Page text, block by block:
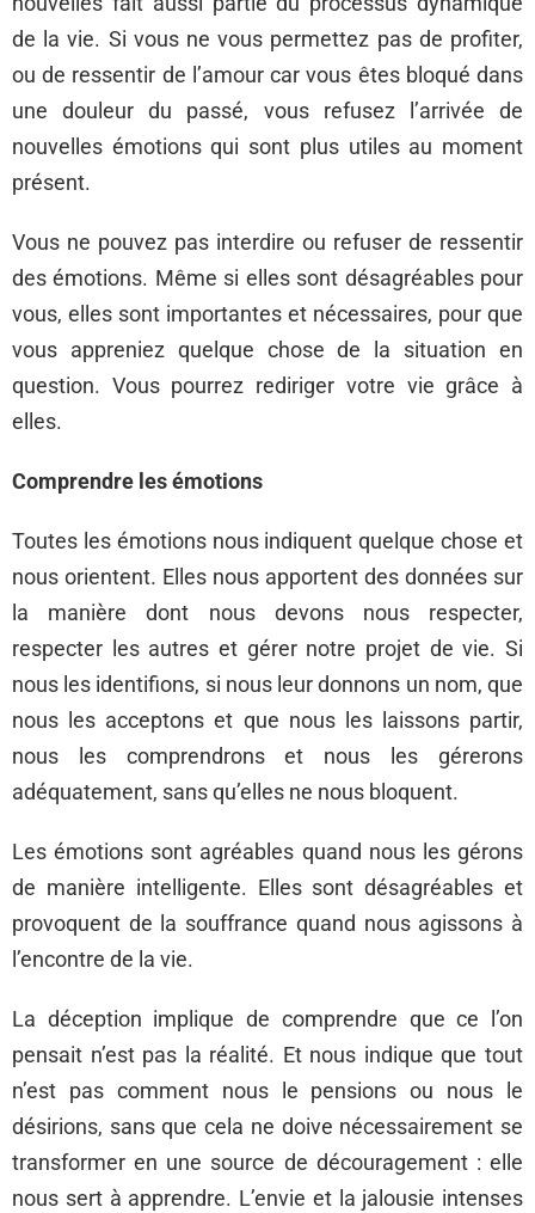
de la vie. Si vous ne vous permettez pas de profiter,
ou de ressentir de l’amour car vous êtes bloqué dans
une douleur du passé, vous refusez l’arrivée de
nouvelles émotions qui sont plus utiles au moment
présent.
Vous ne pouvez pas interdire ou refuser de ressentir
des émotions. Même si elles sont désagréables pour
vous, elles sont importantes et nécessaires, pour que
vous appreniez quelque chose de la situation en
question. Vous pourrez rediriger votre vie grâce à
elles.
Comprendre les émotions
Toutes les émotions nous indiquent quelque chose et
nous orientent. Elles nous apportent des données sur
la manière dont nous devons nous respecter,
respecter les autres et gérer notre projet de vie. Si
nous les identifions, si nous leur donnons un nom, que
nous les acceptons et que nous les laissons partir,
nous les comprendrons et nous les gérerons
adéquatement, sans qu’elles ne nous bloquent.
Les émotions sont agréables quand nous les gérons
de manière intelligente. Elles sont désagréables et
provoquent de la souffrance quand nous agissons à
l’encontre de la vie.
La déception implique de comprendre que ce l’on
pensait n’est pas la réalité. Et nous indique que tout
n’est pas comment nous le pensions ou nous le
désirions, sans que cela ne doive nécessairement se
transformer en une source de découragement : elle
nous sert à apprendre. L’envie et la jalousie intenses